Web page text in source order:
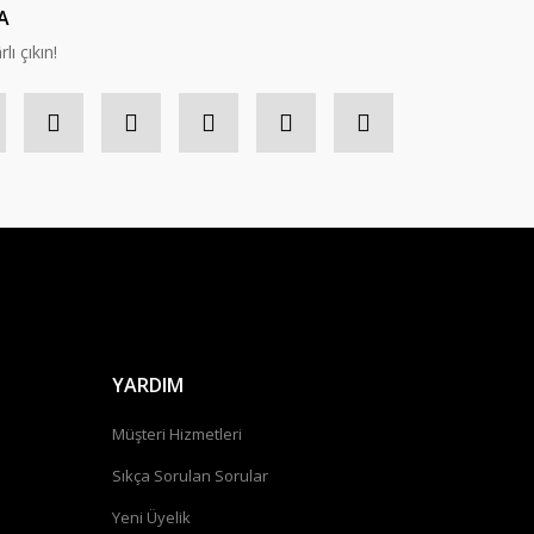
çıkın!
YARDIM
Müşteri Hizmetleri
Sıkça Sorulan Sorular
Yeni Üyelik